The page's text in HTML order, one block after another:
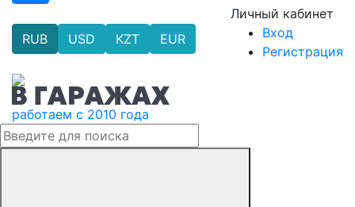
RUB USD KZT EUR
Личный кабинет
Вход
Регистрация
работаем с 2010 года